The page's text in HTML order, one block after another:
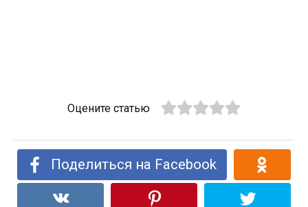
Оцените статью
Поделиться на Facebook